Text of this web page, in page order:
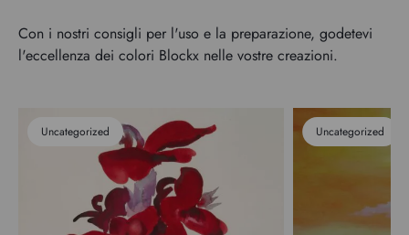
Con i nostri consigli per l'uso e la preparazione, godetevi
l'eccellenza dei colori Blockx nelle vostre creazioni.
Uncategorized Uncategorized